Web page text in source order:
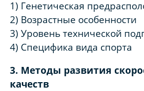
1) Генетическая
2) Возрастные особенности
3) Уровень технической
4) Специфика вида спорта
3. Методы развития
качеств